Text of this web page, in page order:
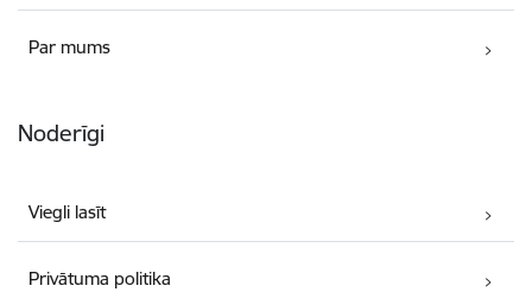
Par mums
Noderīgi
Viegli lasīt
Privātuma politika